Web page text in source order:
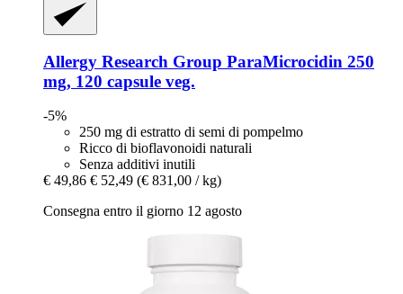
Allergy Research Group ParaMicrocidin 250
mg, 120 capsule veg.
-5%
250 mg di estratto di semi di pompelmo
Ricco di bioflavonoidi naturali
Senza additivi inutili
€ 49,86 € 52,49 (€ 831,00 / kg)
Consegna entro il giorno 12 agosto